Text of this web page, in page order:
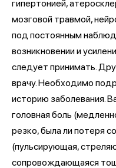
гипертонией,
мозговой травмой,
под постоянным
возникновении и
следует принимать.
врачу. Необходимо
историю заболевания.
головная боль
резко, была ли потеря
(пульсирующая,
сопровождающаяся